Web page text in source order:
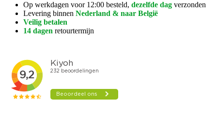
Op werkdagen voor 12:00 besteld, dezelfde dag verzonden
Levering binnen Nederland & naar België
Veilig betalen
14 dagen retourtermijn